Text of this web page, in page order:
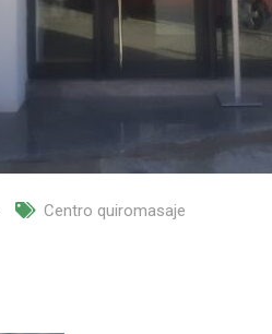
Centro quiromasaje